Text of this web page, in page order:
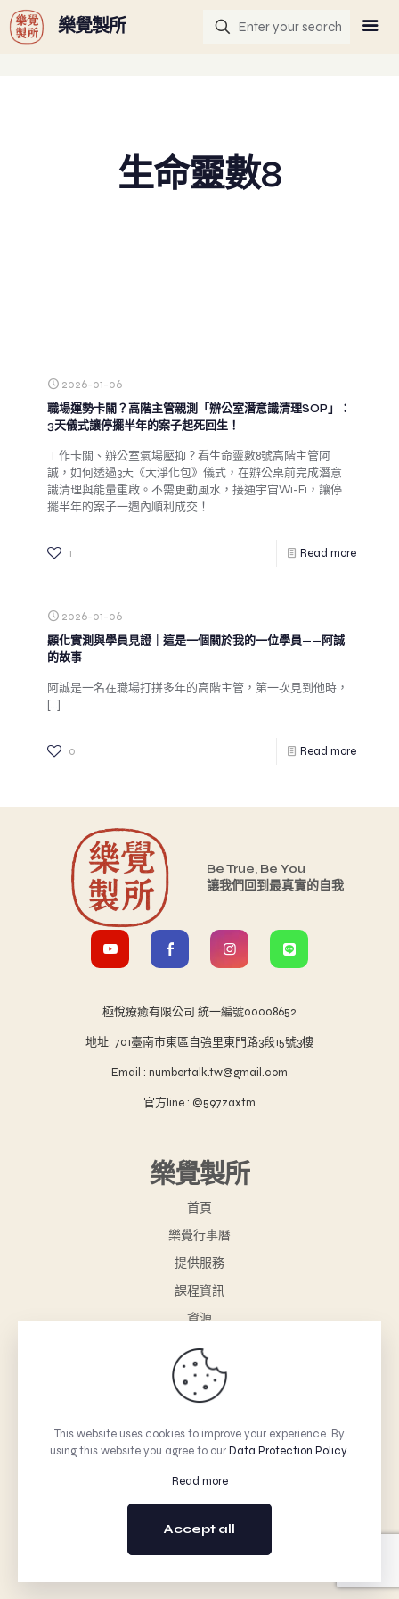
G-GHF9TLS5W3
樂覺製所
生命靈數8
2026-01-06
職場運勢卡關？高階主管親測「辦公室潛意識清理SOP」：
3天儀式讓停擺半年的案子起死回生！
工作卡關、辦公室氣場壓抑？看生命靈數8號高階主管阿
誠，如何透過3天《大淨化包》儀式，在辦公桌前完成潛意
識清理與能量重啟。不需更動風水，接通宇宙Wi-Fi，讓停
擺半年的案子一週內順利成交！
1 Read more
2026-01-06
顯化實測與學員見證｜這是一個關於我的一位學員——阿誠
的故事
阿誠是一名在職場打拼多年的高階主管，第一次見到他時，
[…]
0 Read more
Be True, Be You
讓我們回到最真實的自我
極悅療癒有限公司 統一編號00008652
地址: 701臺南市東區自強里東門路3段15號3樓
Email : numbertalk.tw@gmail.com
官方line : @597zaxtm
樂覺製所
首頁
樂覺行事曆
提供服務
課程資訊
資源
樂覺小舖
聯絡我們
購物車
This website uses cookies to improve your experience. By
using this website you agree to ourData Protection Policy.
Read more
Accept all